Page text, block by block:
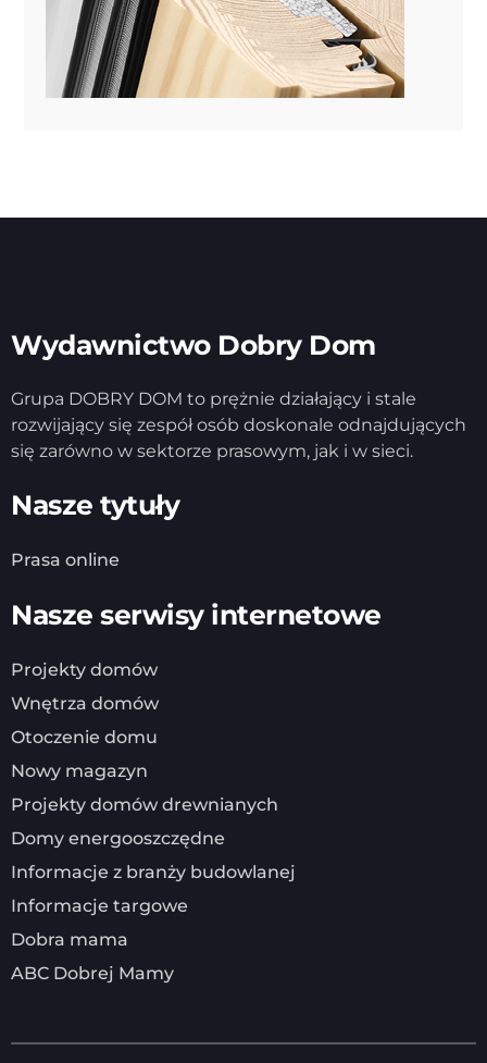
Wydawnictwo Dobry Dom
Grupa DOBRY DOM to prężnie działający i stale
rozwijający się zespół osób doskonale odnajdujących
się zarówno w sektorze prasowym, jak i w sieci.
Nasze tytuły
Prasa online
Nasze serwisy internetowe
Projekty domów
Wnętrza domów
Otoczenie domu
Nowy magazyn
Projekty domów drewnianych
Domy energooszczędne
Informacje z branży budowlanej
Informacje targowe
Dobra mama
ABC Dobrej Mamy